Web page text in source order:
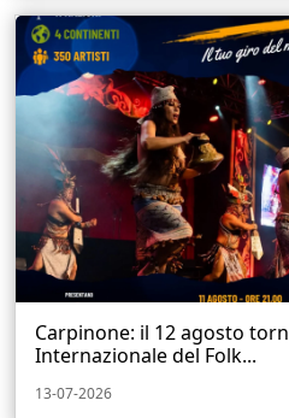
Carpinone: il 12 agosto
Internazionale del Folk...
13-07-2026